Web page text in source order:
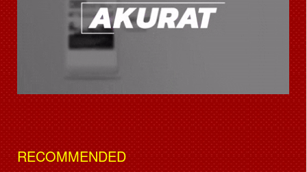
RECOMMENDED